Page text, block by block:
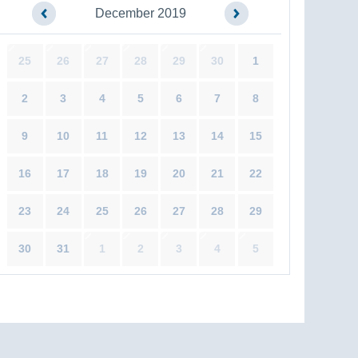
December 2019
25 26 27 28 29 30 1
2 3 4 5 6 7 8
9 10 11 12 13 14 15
16 17 18 19 20 21 22
23 24 25 26 27 28 29
30 31 1 2 3 4 5